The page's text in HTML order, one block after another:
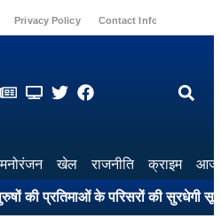
Privacy Policy Contact Info
मनोरंजन खेल राजनीति क्राइम आज
प्रतिमाओं के परिसरों की सुरधेगी